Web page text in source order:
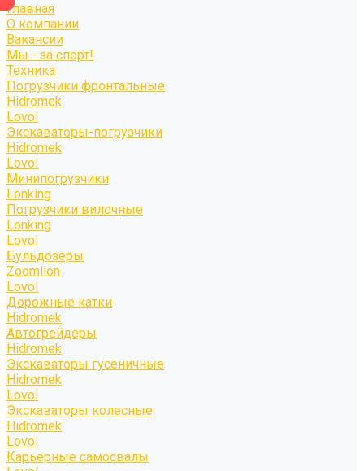
Главная
О компании
Вакансии
Мы - за спорт!
Техника
Погрузчики фронтальные
Hidromek
Lovol
Экскаваторы-погрузчики
Hidromek
Lovol
Минипогрузчики
Lonking
Погрузчики вилочные
Lonking
Lovol
Бульдозеры
Zoomlion
Lovol
Дорожные катки
Hidromek
Автогрейдеры
Hidromek
Экскаваторы гусеничные
Hidromek
Lovol
Экскаваторы колесные
Hidromek
Lovol
Карьерные самосвалы